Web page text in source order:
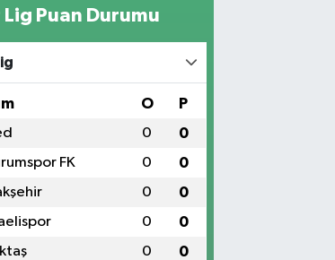
Lig Puan Durumu
O P
0 0
FK 0 0
0 0
0 0
0 0